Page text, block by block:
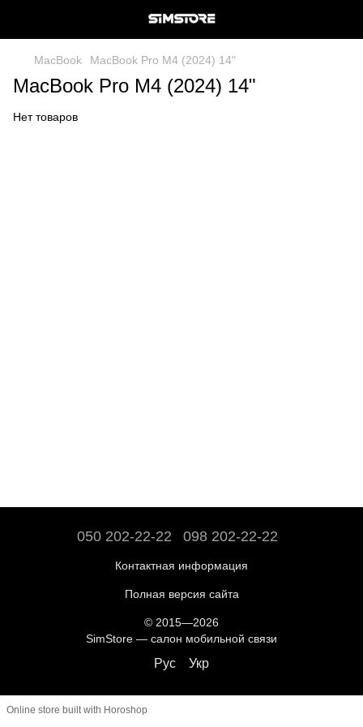
MacBook MacBook Pro M4 (2024) 14"
MacBook Pro M4 (2024) 14"
Нет товаров
050 202-22-22 098 202-22-22
Контактная информация
Полная версия сайта
© 2015—2026
SimStore — салон мобильной связи
Рус Укр
Online store built with Horoshop